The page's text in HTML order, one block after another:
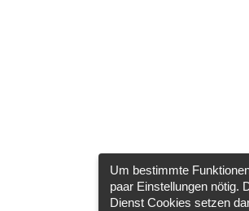
Um bestimmte
paar Einstellungen nötig.
Dienst Cookies setzen